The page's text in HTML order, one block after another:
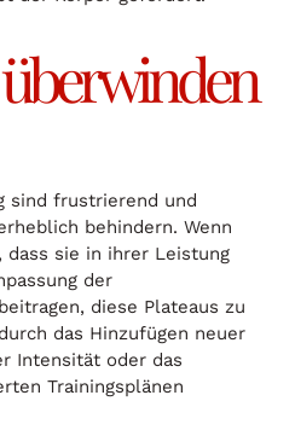
überwinden
sind frustrierend und
behindern. Wenn
sie in ihrer Leistung
der
diese Plateaus zu
das Hinzufügen neuer
Intensität oder das
Trainingsplänen